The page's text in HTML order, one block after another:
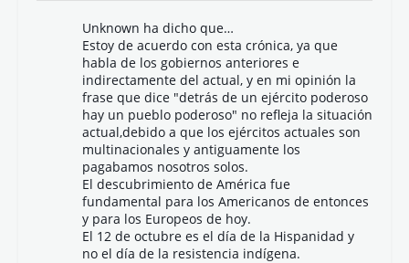
Unknown ha dicho que…
Estoy de acuerdo con esta crónica, ya que
habla de los gobiernos anteriores e
indirectamente del actual, y en mi opinión la
frase que dice "detrás de un ejército poderoso
hay un pueblo poderoso" no refleja la situación
actual,debido a que los ejércitos actuales son
multinacionales y antiguamente los
pagabamos nosotros solos.
El descubrimiento de América fue
fundamental para los Americanos de entonces
y para los Europeos de hoy.
El 12 de octubre es el día de la Hispanidad y
no el día de la resistencia indígena.